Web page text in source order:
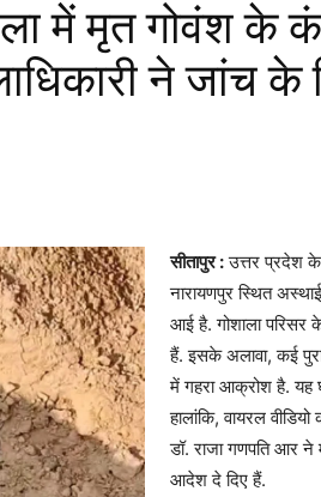
में मृत गोवंश के
ने जांच के
सीतापुर :उत्तर प्रदेश
नारायणपुर स्थित
आई है. गोशाला परिसर
हैं. इसके अलावा, कई
में गहरा आक्रोश है. यह
हालांकि, वायरल वीडियो
डॉ. राजा गणपति आर
आदेश दे दिए हैं.